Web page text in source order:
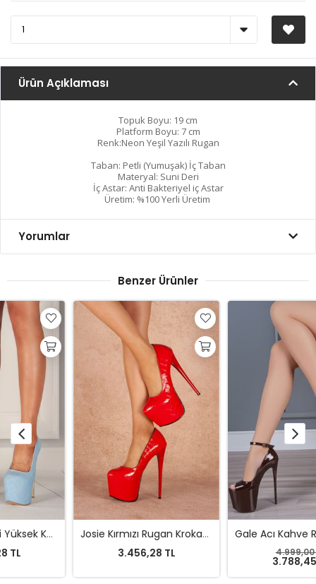
Ürün Açıklaması
Topuk Boyu: 19 cm
Platform Boyu: 7 cm
Renk:Neon Yeşil Yazılı Rugan
Taban: Petli (Yumuşak) İç Taban
Materyal: Suni Deri
İç Astar: Anti Bakteriyel iç Astar
Üretim: %100 Yerli Üretim
Yorumlar
Benzer Ürünler
Josie Kırmızı Rugan Krokanlı Yüksek Kadın Topuklu Ayakkabı 19 Cm
Gale Acı Kahve Rugan Tasarım Platform 19 Cm Bilekten Bağlamalı Ayakkabı
%24